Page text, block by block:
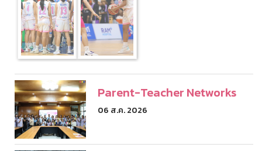
Parent-Teacher Networks
06 ส.ค. 2026